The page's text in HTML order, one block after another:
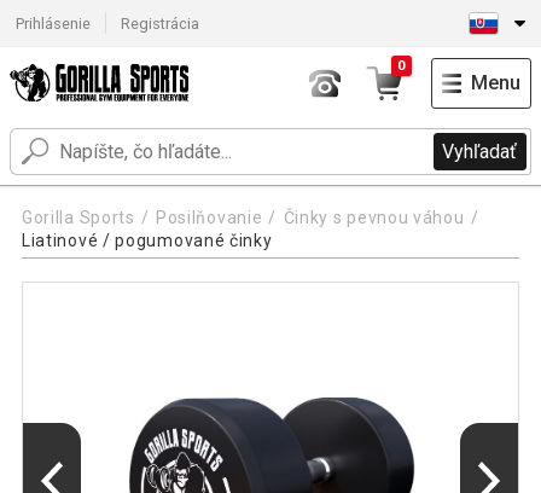
Prihlásenie Registrácia
Vyhľadať
0
Menu
Gorilla Sports Posilňovanie
Činky s pevnou váhou
Liatinové / pogumované činky